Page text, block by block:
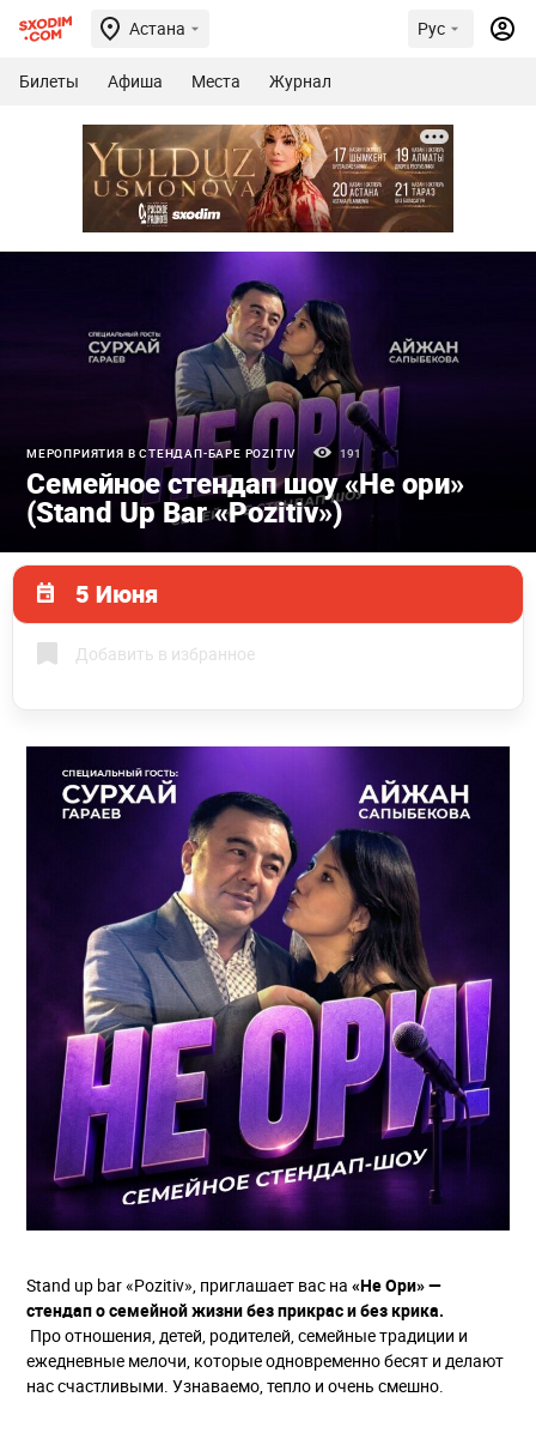
Астана Рус
Билеты Афиша Места Журнал
МЕРОПРИЯТИЯ В СТЕНДАП-БАРЕ POZITIV 191
Семейное стендап шоу «Не ори»
(Stand Up Bar «Pozitiv»)
5 Июня
Добавить в избранное
Stand up bаr «Pozitiv», приглашает вас на «Не Ори» —
стендап о семейной жизни без прикрас и без крика.
Про отношения, детей, родителей, семейные традиции и
ежедневные мелочи, которые одновременно бесят и делают
нас счастливыми. Узнаваемо, тепло и очень смешно.